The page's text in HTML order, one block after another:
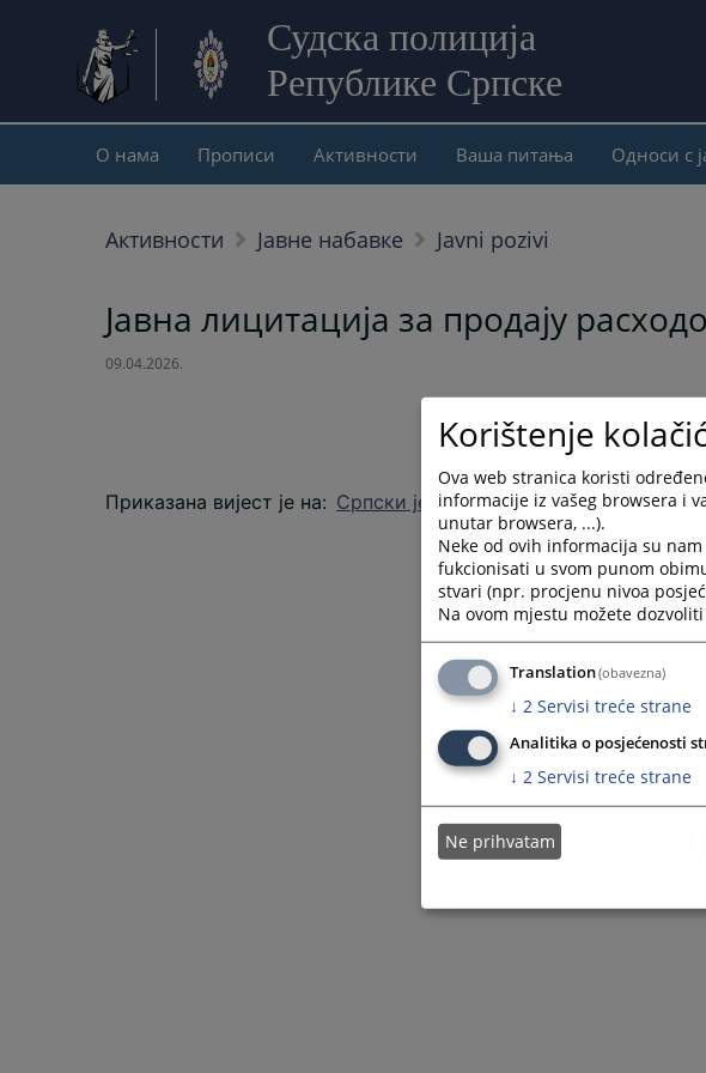
Судска полиција
Републике Српске
садржај
О нама Прописи Активности Ваша питања Односи с
Активности Јавне набавке Javni pozivi
Јавна лицитација за продају
09.04.2026.
Приказана вијест је на: Српски језик
Korištenje
Ova web stranica koristi
informacije iz vašeg browsera i
unutar browsera, ...).
Neke od ovih informacija su
fukcionisati u svom punom
stvari (npr. procjenu nivoa
Na ovom mjestu možete
Translation(obavezna)
↓ 2 Servisi treće strane
Analitika o posjećenosti
↓ 2 Servisi treće strane
Ne prihvatam